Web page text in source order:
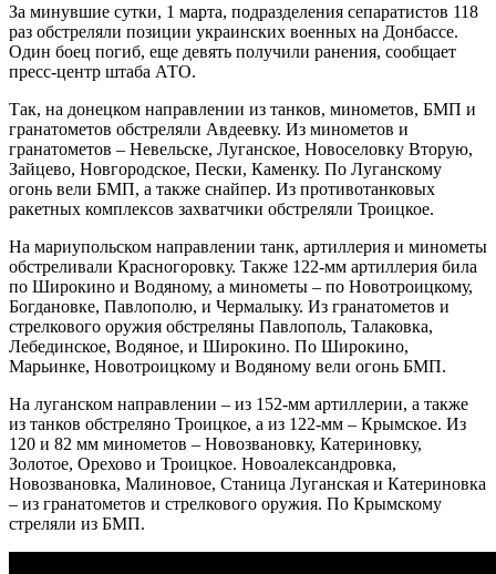
За минувшие сутки, 1 марта, подразделения сепаратистов 118
раз обстреляли позиции украинских военных на Донбассе.
Один боец погиб, еще девять получили ранения, сообщает
пресс-центр штаба АТО.
Так, на донецком направлении из танков, минометов, БМП и
гранатометов обстреляли Авдеевку. Из минометов и
гранатометов – Невельске, Луганское, Новоселовку Вторую,
Зайцево, Новгородское, Пески, Каменку. По Луганскому
огонь вели БМП, а также снайпер. Из противотанковых
ракетных комплексов захватчики обстреляли Троицкое.
На мариупольском направлении танк, артиллерия и минометы
обстреливали Красногоровку. Также 122-мм артиллерия била
по Широкино и Водяному, а минометы – по Новотроицкому,
Богдановке, Павлополю, и Чермалыку. Из гранатометов и
стрелкового оружия обстреляны Павлополь, Талаковка,
Лебединское, Водяное, и Широкино. По Широкино,
Марьинке, Новотроицкому и Водяному вели огонь БМП.
На луганском направлении – из 152-мм артиллерии, а также
из танков обстреляно Троицкое, а из 122-мм – Крымское. Из
120 и 82 мм минометов – Новозвановку, Катериновку,
Золотое, Орехово и Троицкое. Новоалександровка,
Новозвановка, Малиновое, Станица Луганская и Катериновка
– из гранатометов и стрелкового оружия. По Крымскому
стреляли из БМП.